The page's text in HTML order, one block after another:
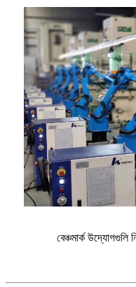
বেঞ্চমার্ক উদ্যোগগুলি